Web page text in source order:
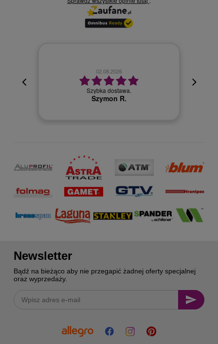
02.08.2026
Szybka dostawa.
Szymon R.
Newsletter
Bądź na bieżąco aby nie przegapić żadnej oferty specjalnej
oraz wyprzedaży.